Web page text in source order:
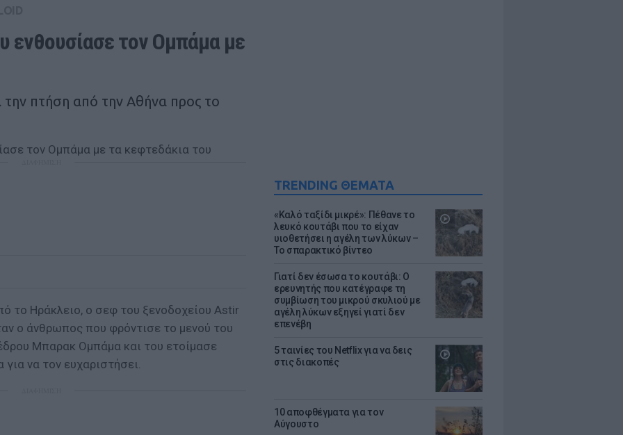
TRENDING ΘΕΜΑΤΑ
«Καλό ταξίδι μικρέ»: Πέθανε το
λευκό κουτάβι που το είχαν
υιοθετήσει η αγέλη των λύκων –
Το σπαρακτικό βίντεο
Γιατί δεν έσωσα το κουτάβι: Ο
ερευνητής που κατέγραφε τη
συμβίωση του μικρού σκυλιού με
αγέλη λύκων εξηγεί γιατί δεν
επενέβη
5 ταινίες του Netflix για να δεις
στις διακοπές
10 αποφθέγματα για τον
Αύγουστο
ενθουσίασε τον Ομπάμα με
την πτήση από την Αθήνα προς το
το Ηράκλειο, ο σεφ του ξενοδοχείου Astir
ο άνθρωπος που φρόντισε το μενού του
Μπαρακ Ομπάμα και του ετοίμασε
για να τον ευχαριστήσει.